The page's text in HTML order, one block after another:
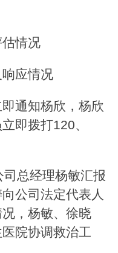
情况
响应情况
通知杨欣，杨欣
即拨打120、
总经理杨敏汇报
公司法定代表人
，杨敏、徐晓
院协调救治工